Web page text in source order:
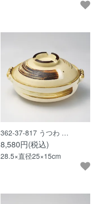
362-37-817 うつわ …
8,580円(税込)
28.5×直径25×15cm